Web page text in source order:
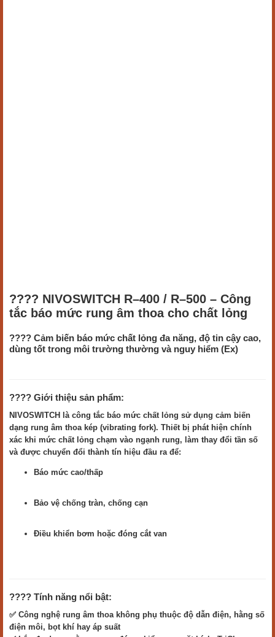
???? NIVOSWITCH R–400 / R–500 – Công
tắc báo mức rung âm thoa cho chất lỏng
???? Cảm biến báo mức chất lỏng đa năng, độ tin cậy cao,
dùng tốt trong môi trường thường và nguy hiểm (Ex)
???? Giới thiệu sản phẩm:
NIVOSWITCH là công tắc báo mức chất lỏng sử dụng cảm biến
dạng rung âm thoa kép (vibrating fork). Thiết bị phát hiện chính
xác khi mức chất lỏng chạm vào ngạnh rung, làm thay đổi tần số
và được chuyển đổi thành tín hiệu đầu ra để:
Báo mức cao/thấp
Bảo vệ chống tràn, chống cạn
Điều khiển bơm hoặc đóng cắt van
???? Tính năng nổi bật:
✅ Công nghệ rung âm thoa không phụ thuộc độ dẫn điện, hằng số
điện môi, bọt khí hay áp suất